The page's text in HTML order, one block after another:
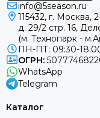
info@5season.ru
115432, г. Москва,
д. 29/2 стр. 16,
(м. Технопарк -
ПН-ПТ: 09:30-
ОГРН:
WhatsApp
Telegram
Каталог